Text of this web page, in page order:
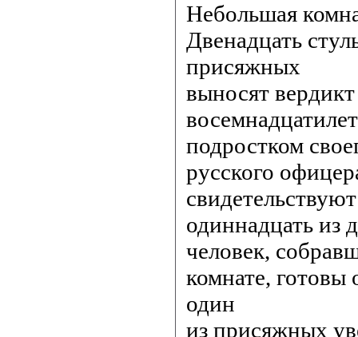
Небольшая
Двенадцать
присяжных
выносят
подростком
русского
одиннадцать из
человек,
комнате,
один
из присяжных